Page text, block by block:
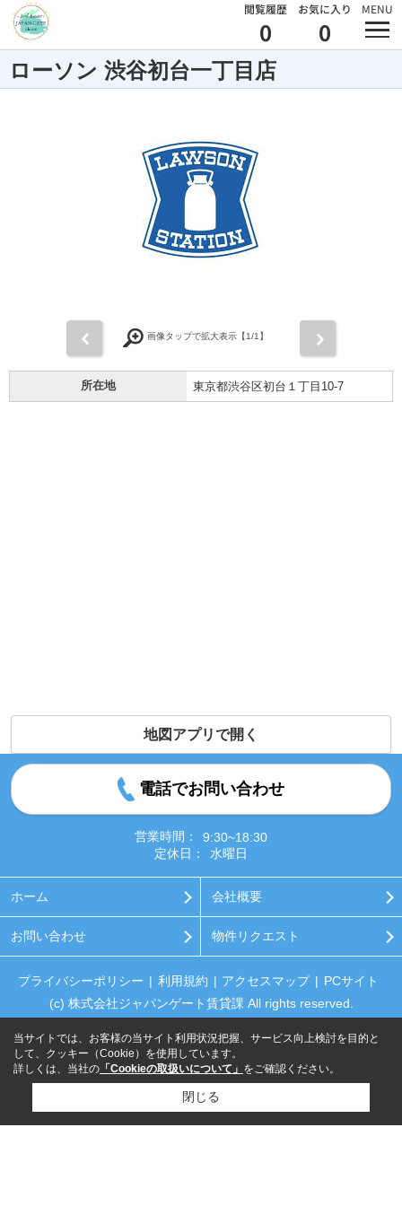
閲覧履歴
0
お気に入り
0
MENU
ローソン 渋谷初台一丁目店
画像タップで拡大表示【1/1】
所在地 東京都渋谷区初台１丁目10-7
地図アプリで開く
電話でお問い合わせ
営業時間：
9:30~18:30
定休日：
水曜日
ホーム 会社概要
お問い合わせ 物件リクエスト
プライバシーポリシー 利用規約 アクセスマップ
PCサイト
(c) 株式会社ジャパンゲート賃貸課 All rights reserved.
当サイトでは、お客様の当サイト利用状況把握、サービス向上検討を目的と
して、クッキー（Cookie）を使用しています。
詳しくは、当社の 「Cookieの取扱いについて」 をご確認ください。
閉じる